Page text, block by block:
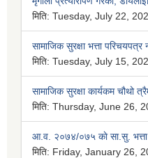
मिति: Tuesday, July 22,
मिति: Tuesday, July 15,
मिति: Thursday, June 26,
आ.व. २०७४/०७५ काे सा.सु. भत्ता
मिति: Friday, January 26,